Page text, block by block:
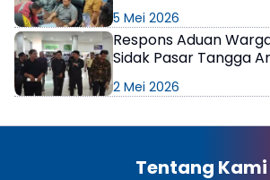
Paser
Berau
Internasional
Feature
Opini
Gaya
5 Mei 2026
Respons Aduan
Sidak Pasar Tangga
2 Mei 2026
Tentang Kami